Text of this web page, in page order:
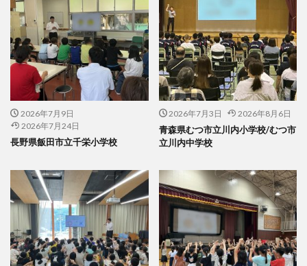
2026年7月9日
2026年7月24日
長野県飯田市立千栄小学校
2026年7月3日 2026年8月6日
青森県むつ市立川内小学校/むつ市
立川内中学校